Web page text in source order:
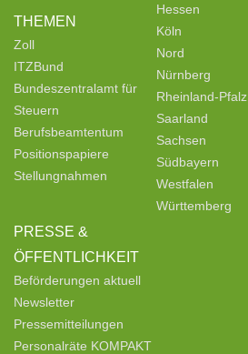
THEMEN
Zoll
ITZBund
Bundeszentralamt für
Steuern
Berufsbeamtentum
Positionspapiere
Stellungnahmen
PRESSE &
ÖFFENTLICHKEIT
Beförderungen aktuell
Newsletter
Pressemitteilungen
Personalräte KOMPAKT
Hessen
Köln
Nord
Nürnberg
Rheinland-Pfalz
Saarland
Sachsen
Südbayern
Westfalen
Württemberg